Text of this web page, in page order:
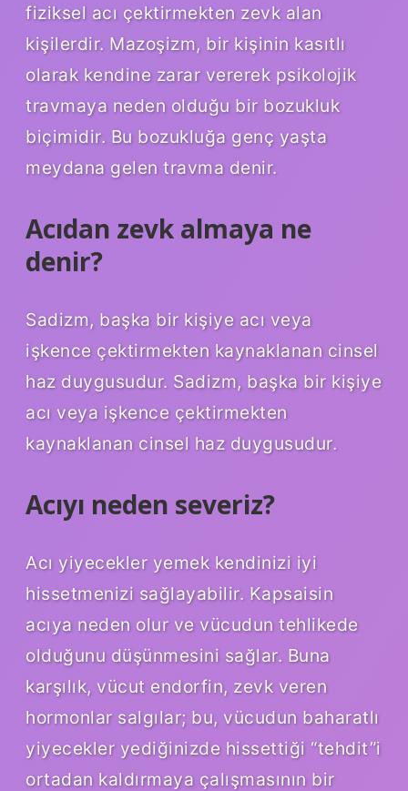
fiziksel acı çektirmekten zevk alan
kişilerdir. Mazoşizm, bir kişinin kasıtlı
olarak kendine zarar vererek psikolojik
travmaya neden olduğu bir bozukluk
biçimidir. Bu bozukluğa genç yaşta
meydana gelen travma denir.
Acıdan zevk almaya ne
denir?
Sadizm, başka bir kişiye acı veya
işkence çektirmekten kaynaklanan cinsel
haz duygusudur. Sadizm, başka bir kişiye
acı veya işkence çektirmekten
kaynaklanan cinsel haz duygusudur.
Acıyı neden severiz?
Acı yiyecekler yemek kendinizi iyi
hissetmenizi sağlayabilir. Kapsaisin
acıya neden olur ve vücudun tehlikede
olduğunu düşünmesini sağlar. Buna
karşılık, vücut endorfin, zevk veren
hormonlar salgılar; bu, vücudun baharatlı
yiyecekler yediğinizde hissettiği “tehdit”i
ortadan kaldırmaya çalışmasının bir